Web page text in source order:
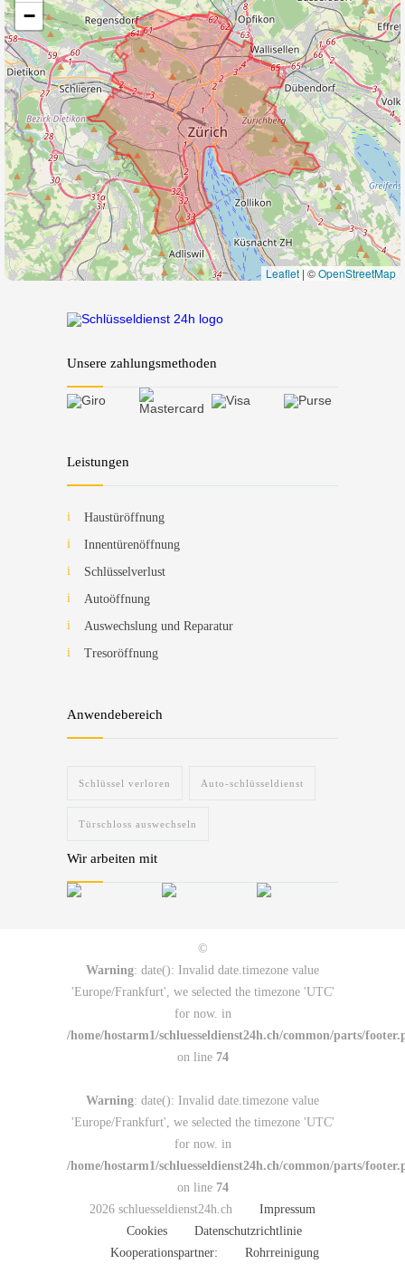
−
Leaflet | ©OpenStreetMap
Unsere zahlungsmethoden
Leistungen
Haustüröffnung
Innentürenöffnung
Schlüsselverlust
Autoöffnung
Auswechslung und Reparatur
Tresoröffnung
Anwendebereich
Schlüssel verloren Auto-schlüsseldienst
Türschloss auswechseln
Wir arbeiten mit
©
Warning: date(): Invalid date.timezone value
'Europe/Frankfurt', we selected the timezone 'UTC'
for now. in
/home/hostarm1/schluesseldienst24h.ch/common/parts/
on line 74
Warning: date(): Invalid date.timezone value
'Europe/Frankfurt', we selected the timezone 'UTC'
for now. in
/home/hostarm1/schluesseldienst24h.ch/common/parts/
on line 74
2026 schluesseldienst24h.ch
Impressum
Cookies
Datenschutzrichtlinie
Kooperationspartner:
Rohrreinigung